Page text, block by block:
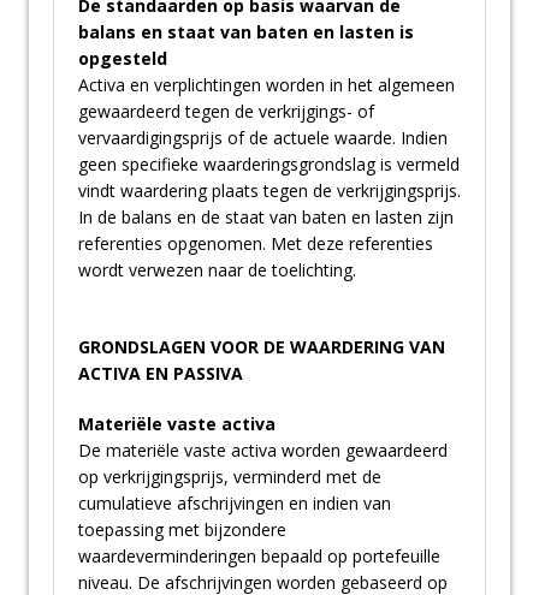
De standaarden op basis waarvan de
balans en staat van baten en lasten is
opgesteld
Activa en verplichtingen worden in het algemeen
gewaardeerd tegen de verkrijgings- of
vervaardigingsprijs of de actuele waarde. Indien
geen specifieke waarderingsgrondslag is vermeld
vindt waardering plaats tegen de verkrijgingsprijs.
In de balans en de staat van baten en lasten zijn
referenties opgenomen. Met deze referenties
wordt verwezen naar de toelichting.
GRONDSLAGEN VOOR DE WAARDERING VAN
ACTIVA EN PASSIVA
Materiële vaste activa
De materiële vaste activa worden gewaardeerd
op verkrijgingsprijs, verminderd met de
cumulatieve afschrijvingen en indien van
toepassing met bijzondere
waardeverminderingen bepaald op portefeuille
niveau. De afschrijvingen worden gebaseerd op